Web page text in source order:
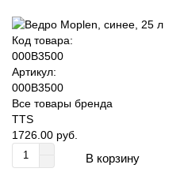
Код товара:
000B3500
Артикул:
000B3500
Все товары бренда
TTS
1726.00 руб.
В корзину